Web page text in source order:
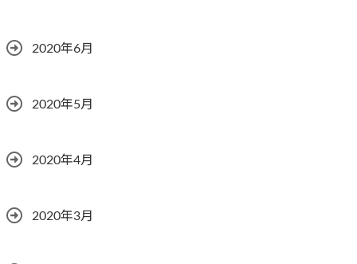
2020年6月
2020年5月
2020年4月
2020年3月